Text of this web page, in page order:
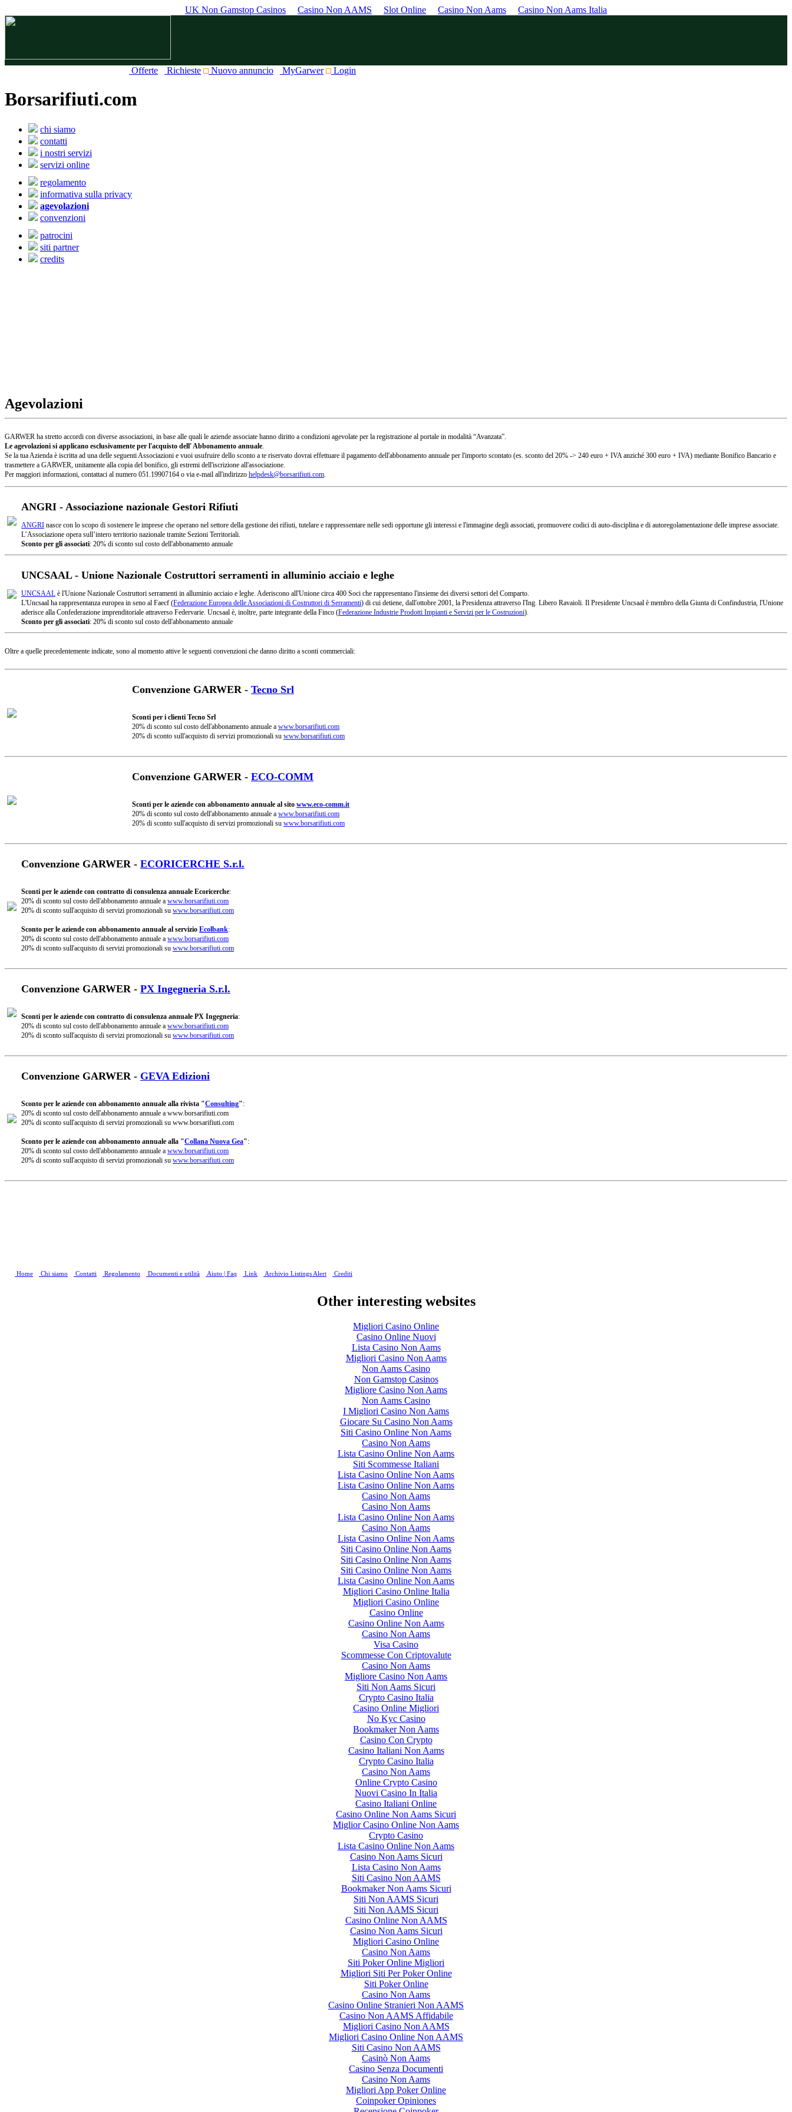
UK Non Gamstop Casinos Casino Non AAMS Slot Online Casino Non Aams Casino Non Aams Italia
Offerte Richieste Nuovo annuncio MyGarwer Login
Borsarifiuti.com
chi siamo
contatti
i nostri servizi
servizi online
regolamento
informativa sulla privacy
agevolazioni
convenzioni
patrocini
siti partner
credits
Agevolazioni
GARWER ha stretto accordi con diverse associazioni, in base alle quali le aziende associate hanno diritto a condizioni agevolate per la registrazione al portale in modalità “Avanzata”.
Le agevolazioni si applicano esclusivamente per l'acquisto dell' Abbonamento annuale.
Se la tua Azienda è iscritta ad una delle seguenti Associazioni e vuoi usufruire dello sconto a te riservato dovrai effettuare il pagamento dell'abbonamento annuale per l'importo scontato (es. sconto del 20% -> 240 euro + IVA anziché 300 euro + IVA) mediante Bonifico Bancario e
trasmettere a GARWER, unitamente alla copia del bonifico, gli estremi dell'iscrizione all'associazione.
Per maggiori informazioni, contattaci al numero 051.19907164 o via e-mail all'indirizzo helpdesk@borsarifiuti.com.
ANGRI - Associazione nazionale Gestori Rifiuti
ANGRI nasce con lo scopo di sostenere le imprese che operano nel settore della gestione dei rifiuti, tutelare e rappressentare nelle sedi opportune gli interessi e l'immagine degli associati, promuovere codici di auto-disciplina e di autoregolamentazione delle imprese associate.
L’Associazione opera sull’intero territorio nazionale tramite Sezioni Territoriali.
Sconto per gli associati: 20% di sconto sul costo dell'abbonamento annuale
UNCSAAL - Unione Nazionale Costruttori serramenti in alluminio acciaio e leghe
UNCSAAL è l'Unione Nazionale Costruttori serramenti in alluminio acciaio e leghe. Aderiscono all'Unione circa 400 Soci che rappresentano l'insieme dei diversi settori del Comparto.
L'Uncsaal ha rappresentanza europea in seno al Faecf (Federazione Europea delle Associazioni di Costruttori di Serramenti) di cui detiene, dall'ottobre 2001, la Presidenza attraverso l'Ing. Libero Ravaioli. Il Presidente Uncsaal è membro della Giunta di Confindustria, l'Unione
aderisce alla Confederazione imprenditoriale attraverso Federvarie. Uncsaal è, inoltre, parte integrante della Finco (Federazione Industrie Prodotti Impianti e Servizi per le Costruzioni).
Sconto per gli associati: 20% di sconto sul costo dell'abbonamento annuale
Oltre a quelle precedentemente indicate, sono al momento attive le seguenti convenzioni che danno diritto a sconti commerciali:
Convenzione GARWER - Tecno Srl
Sconti per i clienti Tecno Srl
20% di sconto sul costo dell'abbonamento annuale a www.borsarifiuti.com
20% di sconto sull'acquisto di servizi promozionali su www.borsarifiuti.com
Convenzione GARWER - ECO-COMM
Sconti per le aziende con abbonamento annuale al sito www.eco-comm.it
20% di sconto sul costo dell'abbonamento annuale a www.borsarifiuti.com
20% di sconto sull'acquisto di servizi promozionali su www.borsarifiuti.com
Convenzione GARWER - ECORICERCHE S.r.l.
Sconti per le aziende con contratto di consulenza annuale Ecoricerche:
20% di sconto sul costo dell'abbonamento annuale a www.borsarifiuti.com
20% di sconto sull'acquisto di servizi promozionali su www.borsarifiuti.com
Sconto per le aziende con abbonamento annuale al servizio Ecolbank:
20% di sconto sul costo dell'abbonamento annuale a www.borsarifiuti.com
20% di sconto sull'acquisto di servizi promozionali su www.borsarifiuti.com
Convenzione GARWER - PX Ingegneria S.r.l.
Sconti per le aziende con contratto di consulenza annuale PX Ingegneria:
20% di sconto sul costo dell'abbonamento annuale a www.borsarifiuti.com
20% di sconto sull'acquisto di servizi promozionali su www.borsarifiuti.com
Convenzione GARWER - GEVA Edizioni
Sconto per le aziende con abbonamento annuale alla rivista "Consulting":
20% di sconto sul costo dell'abbonamento annuale a www.borsarifiuti.com
20% di sconto sull'acquisto di servizi promozionali su www.borsarifiuti.com
Sconto per le aziende con abbonamento annuale alla "Collana Nuova Gea":
20% di sconto sul costo dell'abbonamento annuale a www.borsarifiuti.com
20% di sconto sull'acquisto di servizi promozionali su www.borsarifiuti.com
Home Chi siamo Contatti Regolamento Documenti e utilità Aiuto | Faq Link Archivio Listings Alert Crediti
Other interesting websites
Migliori Casino Online
Casino Online Nuovi
Lista Casino Non Aams
Migliori Casino Non Aams
Non Aams Casino
Non Gamstop Casinos
Migliore Casino Non Aams
Non Aams Casino
I Migliori Casino Non Aams
Giocare Su Casino Non Aams
Siti Casino Online Non Aams
Casino Non Aams
Lista Casino Online Non Aams
Siti Scommesse Italiani
Lista Casino Online Non Aams
Lista Casino Online Non Aams
Casino Non Aams
Casino Non Aams
Lista Casino Online Non Aams
Casino Non Aams
Lista Casino Online Non Aams
Siti Casino Online Non Aams
Siti Casino Online Non Aams
Siti Casino Online Non Aams
Lista Casino Online Non Aams
Migliori Casino Online Italia
Migliori Casino Online
Casino Online
Casino Online Non Aams
Casino Non Aams
Visa Casino
Scommesse Con Criptovalute
Casino Non Aams
Migliore Casino Non Aams
Siti Non Aams Sicuri
Crypto Casino Italia
Casino Online Migliori
No Kyc Casino
Bookmaker Non Aams
Casino Con Crypto
Casino Italiani Non Aams
Crypto Casino Italia
Casino Non Aams
Online Crypto Casino
Nuovi Casino In Italia
Casino Italiani Online
Casino Online Non Aams Sicuri
Miglior Casino Online Non Aams
Crypto Casino
Lista Casino Online Non Aams
Casino Non Aams Sicuri
Lista Casino Non Aams
Siti Casino Non AAMS
Bookmaker Non Aams Sicuri
Siti Non AAMS Sicuri
Siti Non AAMS Sicuri
Casino Online Non AAMS
Casino Non Aams Sicuri
Migliori Casino Online
Casino Non Aams
Siti Poker Online Migliori
Migliori Siti Per Poker Online
Siti Poker Online
Casino Non Aams
Casino Online Stranieri Non AAMS
Casino Non AAMS Affidabile
Migliori Casino Non AAMS
Migliori Casino Online Non AAMS
Siti Casino Non AAMS
Casinò Non Aams
Casino Senza Documenti
Casino Non Aams
Migliori App Poker Online
Coinpoker Opiniones